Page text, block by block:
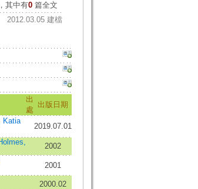
其中有0篇全文
2012.03.05 建檔
出
處
出版日期
Katia
2019.07.01
2002
2001
2000.02